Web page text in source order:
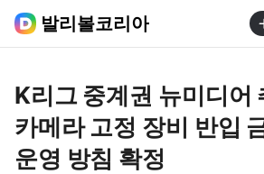
발리볼코리아
K리그 중계권 뉴미디어
카메라 고정 장비 반입
운영 방침 확정